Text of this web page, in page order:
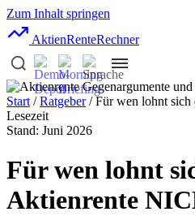
Zum Inhalt springen
AktienRenteRechner
Start /Ratgeber/ Für wen lohnt sich
Lesezeit
Stand: Juni 2026
Für wen lohnt
Aktienrente